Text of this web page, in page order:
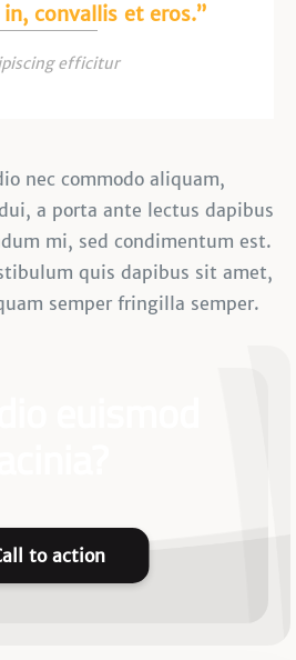
convallis et eros.”
efficitur
nec commodo aliquam,
a porta ante lectus dapibus
mi, sed condimentum est.
quis dapibus sit amet,
semper fringilla semper.
to action